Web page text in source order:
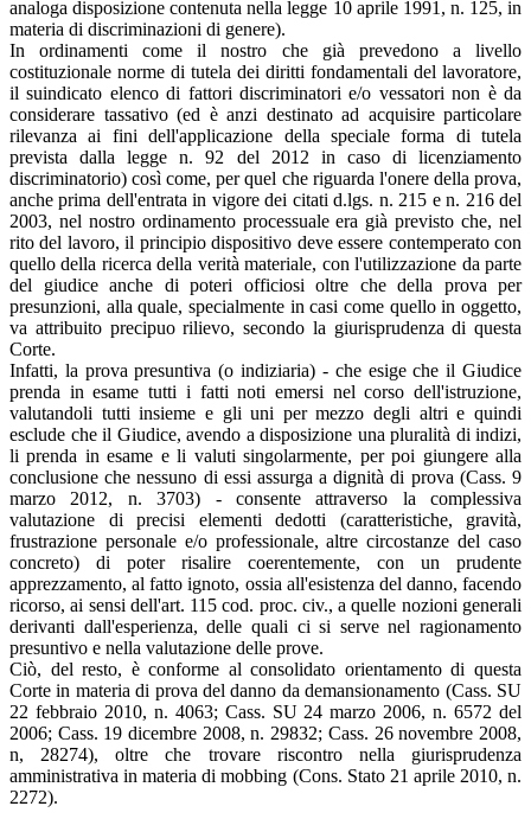
analoga disposizione contenuta nella legge 10 aprile 1991, n. 125, in
materia di discriminazioni di genere).
In ordinamenti come il nostro che già prevedono a livello
costituzionale norme di tutela dei diritti fondamentali del lavoratore,
il suindicato elenco di fattori discriminatori e/o vessatori non è da
considerare tassativo (ed è anzi destinato ad acquisire particolare
rilevanza ai fini dell'applicazione della speciale forma di tutela
prevista dalla legge n. 92 del 2012 in caso di licenziamento
discriminatorio) così come, per quel che riguarda l'onere della prova,
anche prima dell'entrata in vigore dei citati d.lgs. n. 215 e n. 216 del
2003, nel nostro ordinamento processuale era già previsto che, nel
rito del lavoro, il principio dispositivo deve essere contemperato con
quello della ricerca della verità materiale, con l'utilizzazione da parte
del giudice anche di poteri officiosi oltre che della prova per
presunzioni, alla quale, specialmente in casi come quello in oggetto,
va attribuito precipuo rilievo, secondo la giurisprudenza di questa
Corte.
Infatti, la prova presuntiva (o indiziaria) - che esige che il Giudice
prenda in esame tutti i fatti noti emersi nel corso dell'istruzione,
valutandoli tutti insieme e gli uni per mezzo degli altri e quindi
esclude che il Giudice, avendo a disposizione una pluralità di indizi,
li prenda in esame e li valuti singolarmente, per poi giungere alla
conclusione che nessuno di essi assurga a dignità di prova (Cass. 9
marzo 2012, n. 3703) - consente attraverso la complessiva
valutazione di precisi elementi dedotti (caratteristiche, gravità,
frustrazione personale e/o professionale, altre circostanze del caso
concreto) di poter risalire coerentemente, con un prudente
apprezzamento, al fatto ignoto, ossia all'esistenza del danno, facendo
ricorso, ai sensi dell'art. 115 cod. proc. civ., a quelle nozioni generali
derivanti dall'esperienza, delle quali ci si serve nel ragionamento
presuntivo e nella valutazione delle prove.
Ciò, del resto, è conforme al consolidato orientamento di questa
Corte in materia di prova del danno da demansionamento (Cass. SU
22 febbraio 2010, n. 4063; Cass. SU 24 marzo 2006, n. 6572 del
2006; Cass. 19 dicembre 2008, n. 29832; Cass. 26 novembre 2008,
n, 28274), oltre che trovare riscontro nella giurisprudenza
amministrativa in materia di mobbing (Cons. Stato 21 aprile 2010, n.
2272).